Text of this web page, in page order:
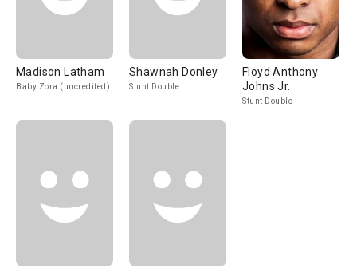
Madison Latham
Baby Zora (uncredited)
Shawnah Donley
Stunt Double
Floyd Anthony
Johns Jr.
Stunt Double